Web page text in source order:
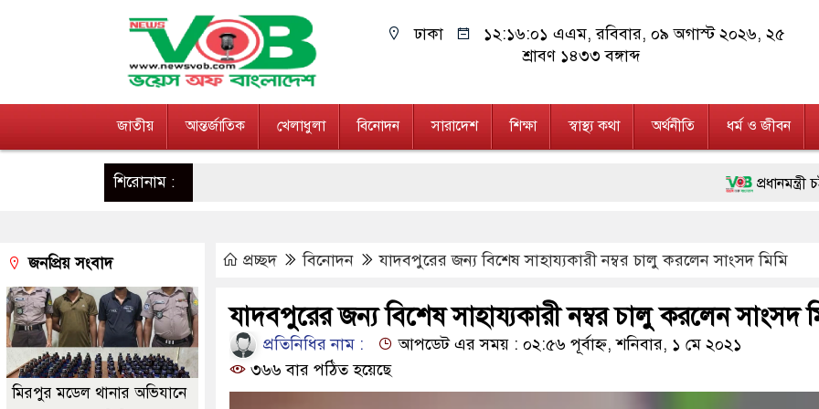
ঢাকা ১২:১৬:০৩ এএম, রবিবার, ০৯ অগাস্ট ২০২৬, ২৫
শ্রাবণ ১৪৩৩ বঙ্গাব্দ
জাতীয় আন্তর্জাতিক খেলাধুলা বিনোদন সারাদেশ শিক্ষা স্বাস্থ্য কথা অর্থনীতি ধর্ম ও জীবন
শিরোনাম : প্রধানমন্ত্রী চট্টগ্রাম ও
ফ্যাসিবাদবিরোধী আন্দোলনে
মাননীয় প্রধানমন্ত্রী,
জনগণ পরিবর্তন চেয়েছে
২৮ লাখ টাকার জাল নোটসহ
প্রচ্ছদ বিনোদন যাদবপুরের জন্য বিশেষ সাহায্যকারী নম্বর চালু করলেন সাংসদ মিমি
যাদবপুরের জন্য বিশেষ সাহায্যকারী নম্বর চালু করলেন সাংসদ
প্রতিনিধির নাম :
আপডেট এর সময় : ০২:৫৬ পূর্বাহ্ন, শনিবার, ১ মে ২০২১
৩৬৬ বার পঠিত হয়েছে
জনপ্রিয় সংবাদ
মিরপুর মডেল থানার অভিযানে